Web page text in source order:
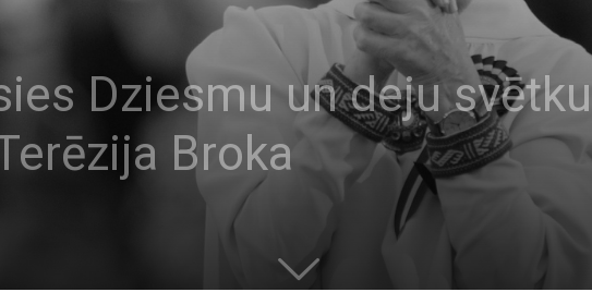
Dziesmu un deju
Broka